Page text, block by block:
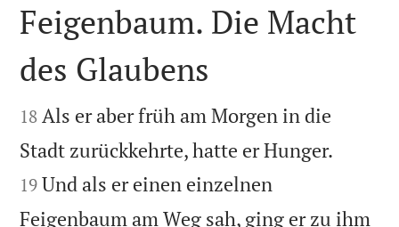

Feigenbaum. Die Macht
des Glaubens

18 Als er aber früh am Morgen in die
Stadt zurückkehrte, hatte er Hunger.
19 Und als er einen einzelnen
Feigenbaum am Weg sah, ging er zu ihm